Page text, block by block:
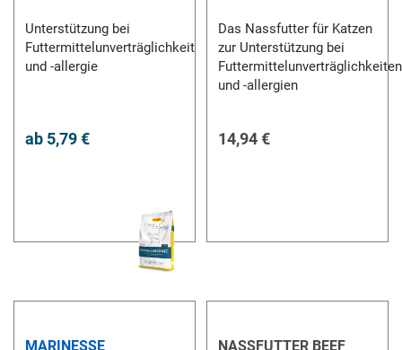
Unterstützung bei
Futtermittelunverträglichkeit
und -allergie
ab 5,79 €
Das Nassfutter für Katzen
zur Unterstützung bei
Futtermittelunverträglichkeiten
und -allergien
14,94 €
MARINESSE NASSFUTTER BEEF